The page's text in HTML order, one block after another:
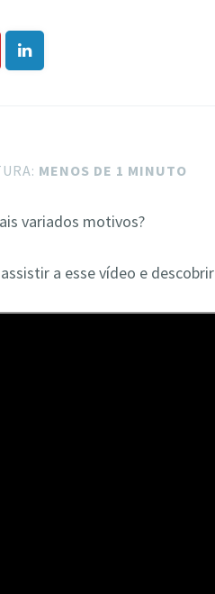
MENOS DE 1 MINUTO
variados motivos?
a esse vídeo e descobrir